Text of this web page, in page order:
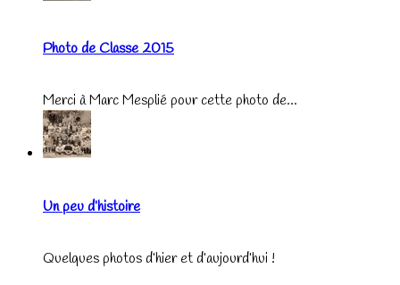
Photo de Classe 2015
Merci à Marc Mesplié pour cette photo de...
Un peu d’histoire
Quelques photos d’hier et d’aujourd’hui !